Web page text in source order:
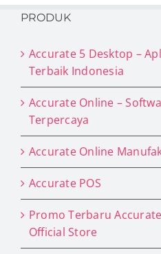
PRODUK
Accurate 5 Desktop –
Terbaik Indonesia
Accurate Online –
Terpercaya
Accurate Online
Accurate POS
Promo Terbaru
Official Store